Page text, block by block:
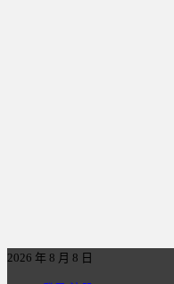
2026 年 8 月 8 日